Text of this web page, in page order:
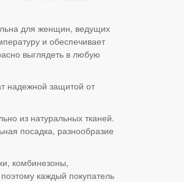
для женщин, ведущих
и обеспечивает
выглядеть в любую
надежной защитой от
из натуральных тканей.
посадка, разнообразие
комбинезоны,
каждый покупатель